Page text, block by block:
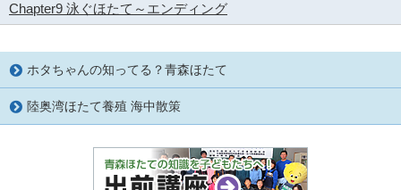
Chapter9 泳ぐほたて～エンディング
ホタちゃんの知ってる？青森ほたて
陸奥湾ほたて養殖 海中散策